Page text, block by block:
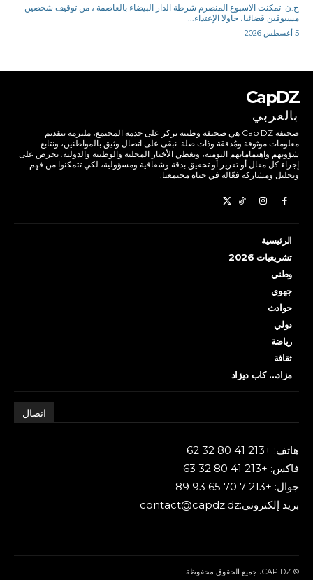
ح.ن تمكنت الاسبوع المنصرم شرطة الدار البيضاء بالعاصمة ، من توقيف شخصين
مسبوقين قضائيا، حاولا الإعتداء...
5 أغسطس 2026
CapDZ
بالعربي
صحيفة Cap DZ هي صحيفة وطنية تركز على خدمة المجتمع، ملتزمة بتقديم
معلومات موثوقة ومُدققة وذات صلة. نبقى على اتصال وثيق بالمواطنين، ونتابع
شؤونهم واهتماماتهم اليومية، ونغطي الأخبار المحلية والوطنية والدولية. نحرص على
إجراء كل مقال أو تقرير أو تحقيق بدقة وشفافية ومسؤولية، لكي تتمكنوا من فهم
وتحليل ومشاركة فعّالة في حياة مجتمعنا.
الرئيسية
تشريعيات 2026
وطني
جهوي
حوادث
دولي
رياضة
ثقافة
مزاد… كاب ديزاد
اتصال
هاتف: +213 41 80 32 62
فاكس: +213 41 80 32 63
جوال: +213 7 70 65 93 89
بريد إلكتروني:contact@capdz.dz
© CAP DZ، جميع الحقوق محفوظة